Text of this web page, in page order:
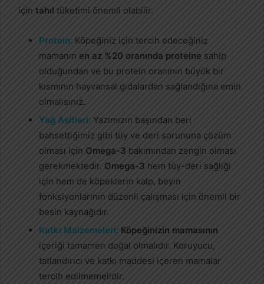
için tahıl tüketimi önemli olabilir.
Protein: Köpeğiniz için tercih edeceğiniz
mamanın en az %20 oranında proteine sahip
olduğundan ve bu protein oranının büyük bir
kısmının hayvansal gıdalardan sağlandığına emin
olmalısınız.
Yağ Asitleri: Yazımızın başından beri
bahsettiğimiz gibi tüy ve deri sorununa çözüm
olması için Omega-3 bakımından zengin olması
gerekmektedir. Omega-3 hem tüy-deri sağlığı
için hem de köpeklerin kalp, beyin
fonksiyonlarının düzenli çalışması için önemli bir
besin kaynağıdır.
Katkı Malzemeleri: Köpeğinizin mamasının
içeriği tamamen doğal olmalıdır. Koruyucu,
tatlandırıcı ve katkı maddesi içeren mamalar
tercih edilmemelidir.